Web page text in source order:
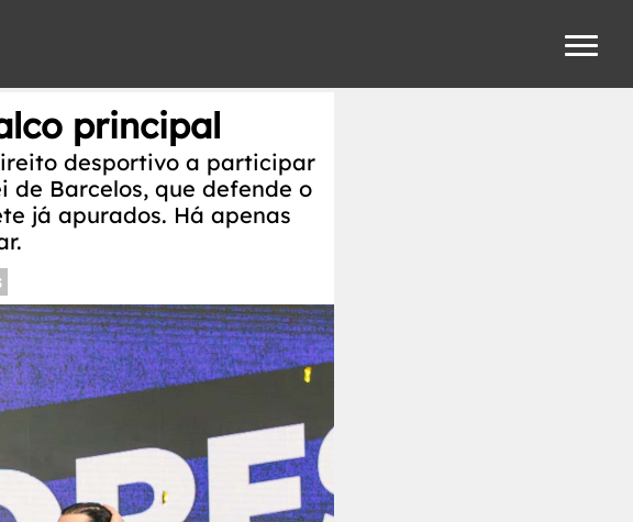
principal
desportivo a participar
de Barcelos, que defende o
já apurados. Há apenas